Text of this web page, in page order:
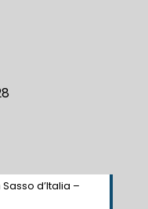
d’Italia –